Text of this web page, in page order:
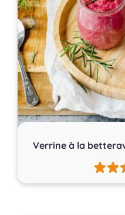
Verrine à la